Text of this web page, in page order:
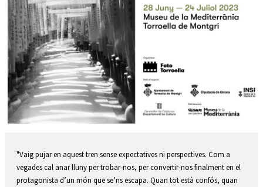
"Vaig pujar en aquest tren sense expectatives ni perspectives. Com a
vegades cal anar lluny per trobar-nos, per convertir-nos finalment en el
protagonista d’un món que se’ns escapa. Quan tot està confós, quan